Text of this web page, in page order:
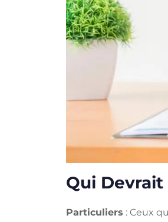
Qui
Particuliers : Ceux